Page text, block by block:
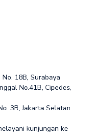
18B, Surabaya
No.41B, Cipedes,
3B, Jakarta Selatan
kunjungan ke